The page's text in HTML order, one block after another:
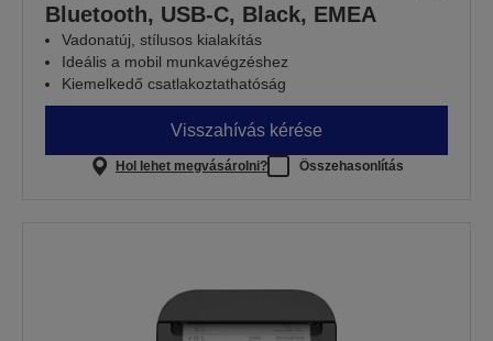
Bluetooth, USB-C, Black, EMEA
Vadonatúj, stílusos kialakítás
Ideális a mobil munkavégzéshez
Kiemelkedő csatlakoztathatóság
Visszahívás kérése
Hol lehet megvásárolni? Összehasonlítás